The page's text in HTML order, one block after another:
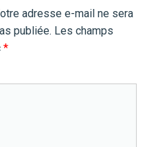
adresse e-mail ne sera
publiée. Les champs
*